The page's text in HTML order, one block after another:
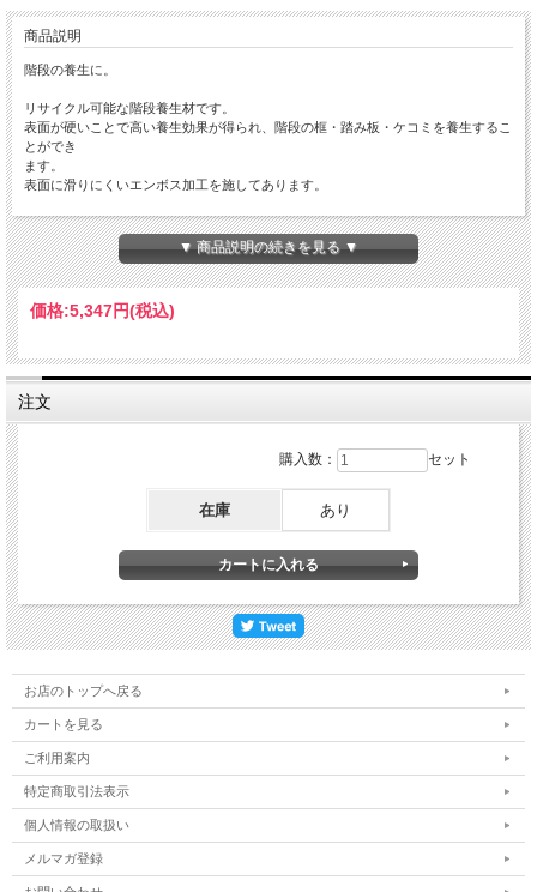
商品説明
階段の養生に。
リサイクル可能な階段養生材です。
表面が硬いことで高い養生効果が得られ、階段の框・踏み板・ケコミを養生するこ
とができ
ます。
表面に滑りにくいエンボス加工を施してあります。
材質・・・再生パルプ
▼ 商品説明の続きを見る ▼
価格:5,347円(税込)
注文
購入数： セット
在庫 あり
お店のトップへ戻る
カートを見る
ご利用案内
特定商取引法表示
個人情報の取扱い
メルマガ登録